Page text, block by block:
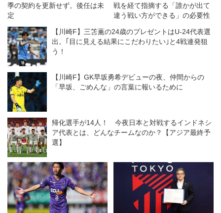
季の契約を更新せず。後任は未
定
戦を経て指摘する「誰かが出て
違う戦い方ができる」の必要性
【川崎F】三笘薫の24歳のプレゼントはU-24代表選
出。｢目に見える結果にこだわりたい｣と4戦連発狙
う！
【川崎F】GK早坂勇希デビューの夜、仲間からの
「早坂、ごめんな」の言葉に報いるために
帰化選手が14人！ 今夜日本と対戦するインドネシ
ア代表とは、どんなチームなのか？【アジア最終予
選】